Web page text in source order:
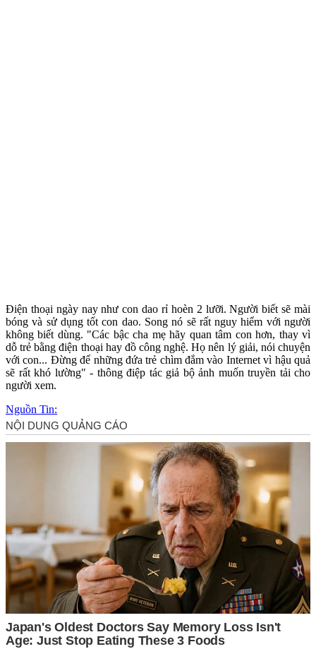
Điện thoại ngày nay như con dao rỉ hoèn 2 lưỡi. Người biết sẽ mài
bóng và sử dụng tốt con dao. Song nó sẽ rất nguy hiểm với người
không biết dùng. "Các bậc cha mẹ hãy quan tâm con hơn, thay vì
dỗ trẻ bằng điện thoại hay đồ công nghệ. Họ nên lý giải, nói chuyện
với con... Đừng để những đứa trẻ chìm đắm vào Internet vì hậu quả
sẽ rất khó lường" - thông điệp tác giả bộ ảnh muốn truyền tải cho
người xem.
Nguồn Tin: